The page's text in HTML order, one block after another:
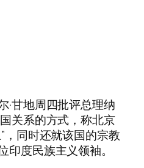
·甘地周四批评总理纳
关系的方式，称北京
，同时还就该国的宗教
度民族主义领袖。